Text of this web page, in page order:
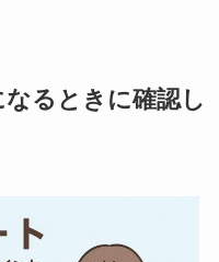
るときに確認し